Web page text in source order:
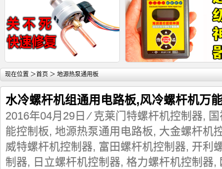
详细内容
变频多联空调室内机电子膨胀阀关 海润通控超级神器-电子膨胀阀
现在位置 ＞首页 ＞ 地源热泵通用板
水冷螺杆机组通用电路板,风冷螺杆机万
2016年04月29日 ⁄克莱门特螺杆机控制器,
能控制板, 地源热泵通用电路板, 大金螺杆机
威特螺杆机控制器, 富田螺杆机控制器, 开利
制器, 日立螺杆机控制器, 格力螺杆机控制器,